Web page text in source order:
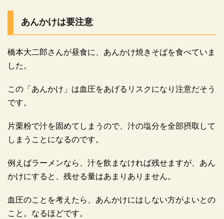
あんかけは要注意
橋本大二郎さんが昼食に、あんかけ焼きそばを食べていま
した。
この「あんかけ」は血圧をあげるリスクになり注意だそう
です。
片栗粉で汁を固めてしまうので、汁の塩分を全部摂取して
しまうことになるのです。
例えばラーメンなら、汁を飲まなければ残せますが、あん
かけにすると、残せる量はあまりありません。
血圧のことを考えたら、あんかけにはしない方がよいとの
こと。なるほどです。